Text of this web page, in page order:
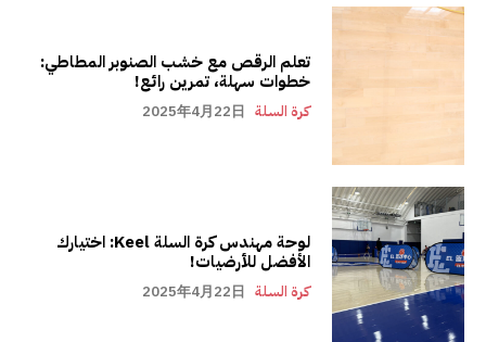
تعلم الرقص مع خشب الصنوبر المطاطي:
خطوات سهلة، تمرين رائع!
كرة السلة 2025年4月22日
لوحة مهندس كرة السلة Keel: اختيارك
الأفضل للأرضيات!
كرة السلة 2025年4月22日